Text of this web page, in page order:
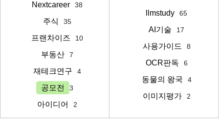
Nextcareer 38
주식 35
프랜차이즈 10
부동산 7
재테크연구 4
공모전 3
아이디어 2
llmstudy 65
AI기술 17
사용가이드 8
OCR판독 6
동물의 왕국 4
이미지평가 2